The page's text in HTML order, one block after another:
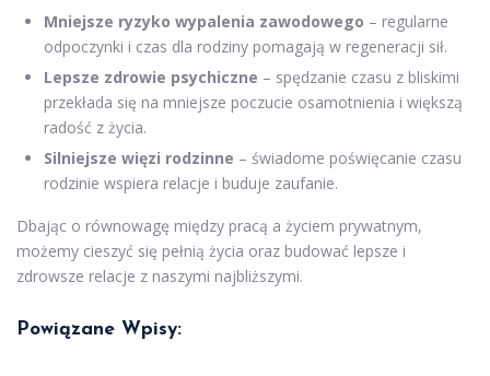
Mniejsze ryzyko wypalenia zawodowego – regularne
odpoczynki i czas dla rodziny pomagają w regeneracji sił.
Lepsze zdrowie psychiczne – spędzanie czasu z bliskimi
przekłada się na mniejsze poczucie osamotnienia i większą
radość z życia.
Silniejsze więzi rodzinne – świadome poświęcanie czasu
rodzinie wspiera relacje i buduje zaufanie.
Dbając o równowagę między pracą a życiem prywatnym,
możemy cieszyć się pełnią życia oraz budować lepsze i
zdrowsze relacje z naszymi najbliższymi.
Powiązane Wpisy: